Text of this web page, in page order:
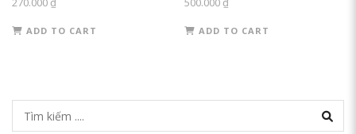
ADD TO CART ADD TO CART